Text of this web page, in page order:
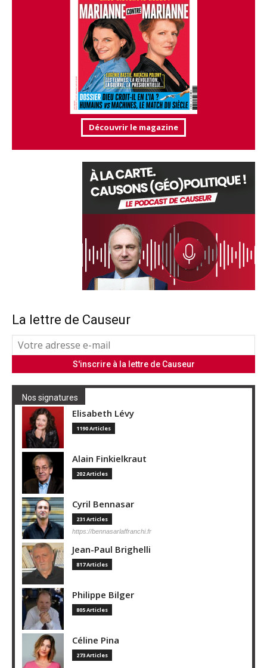
Découvrir le magazine
La lettre de Causeur
Nos signatures
Elisabeth Lévy
1190 Articles
Alain Finkielkraut
202 Articles
Cyril Bennasar
231 Articles
https://bennasarlaffranchi.fr
Jean-Paul Brighelli
817 Articles
Philippe Bilger
805 Articles
Céline Pina
273 Articles